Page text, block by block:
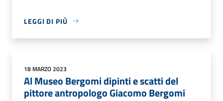
LEGGI DI PIÙ
18 MARZO 2023
Al Museo Bergomi dipinti e scatti del
pittore antropologo Giacomo Bergomi